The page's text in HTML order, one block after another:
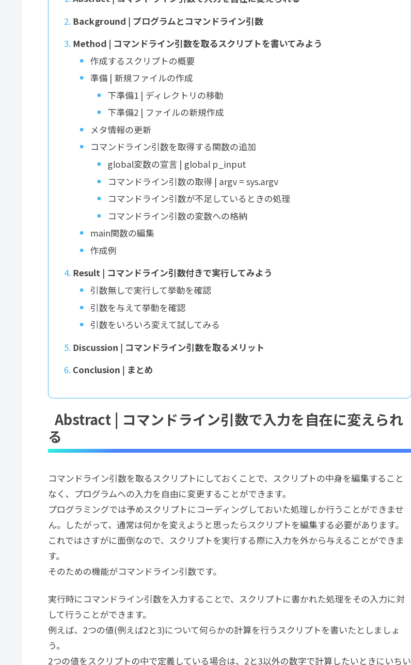
Background | プログラムとコマンドライン引数
Method | コマンドライン引数を取るスクリプトを書いてみよう
作成するスクリプトの概要
準備 | 新規ファイルの作成
下準備1 | ディレクトリの移動
下準備2 | ファイルの新規作成
メタ情報の更新
コマンドライン引数を取得する関数の追加
global変数の宣言 | global p_input
コマンドライン引数の取得 | argv = sys.argv
コマンドライン引数が不足しているときの処理
コマンドライン引数の変数への格納
main関数の編集
作成例
Result | コマンドライン引数付きで実行してみよう
引数無しで実行して挙動を確認
引数を与えて挙動を確認
引数をいろいろ変えて試してみる
Discussion | コマンドライン引数を取るメリット
Conclusion | まとめ
Abstract | コマンドライン引数で入力を自在に変えられ
る
コマンドライン引数を取るスクリプトにしておくことで、スクリプトの中身を編集すること
なく、プログラムへの入力を自由に変更することができます。
プログラミングでは予めスクリプトにコーディングしておいた処理しか行うことができませ
ん。したがって、通常は何かを変えようと思ったらスクリプトを編集する必要があります。
これではさすがに面倒なので、スクリプトを実行する際に入力を外から与えることができま
す。
そのための機能がコマンドライン引数です。
実行時にコマンドライン引数を入力することで、スクリプトに書かれた処理をその入力に対
して行うことができます。
例えば、2つの値(例えば2と3)について何らかの計算を行うスクリプトを書いたとしましょ
う。
2つの値をスクリプトの中で定義している場合は、2と3以外の数字で計算したいときにいちい